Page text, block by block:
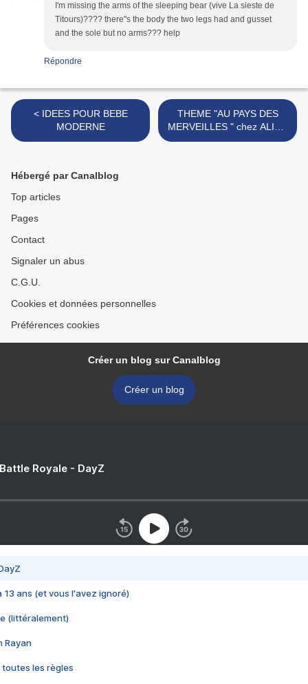
I'm missing the arms of the sleeping bear (vive La sieste de
Titours)???? there"s the body the two legs had and gusset
and the sole but no arms??? help
Répondre
< IDEES POUR BEBE
MODERNE
THEME "AU PAYS DES
MERVEILLES " chez ALICE
>
Hébergé par Canalblog
Top articles
Pages
Contact
Signaler un abus
C.G.U.
Cookies et données personnelles
Préférences cookies
Créer un blog sur Canalblog
Créer un blog
Royale - DayZ
13 ans (et vous l'avez ignoré)
(littéralement)
Rayan
toutes les règles